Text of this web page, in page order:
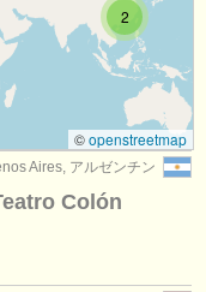
2
©openstreetmap
Aires, アルゼンチン
Colón